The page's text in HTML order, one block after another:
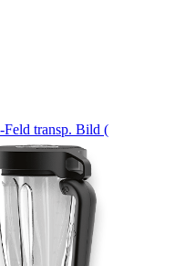
transp. Bild (